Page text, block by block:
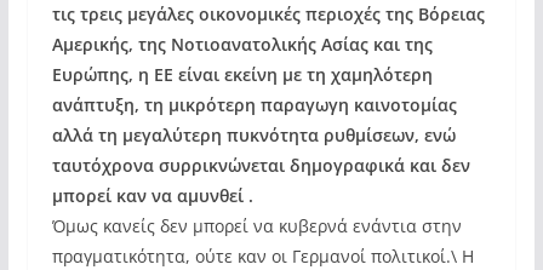
τις τρεις μεγάλες οικονομικές περιοχές της Βόρειας
Αμερικής, της Νοτιοανατολικής Ασίας και της
Ευρώπης, η ΕΕ είναι εκείνη με τη χαμηλότερη
ανάπτυξη, τη μικρότερη παραγωγη καινοτομίας
αλλά τη μεγαλύτερη πυκνότητα ρυθμίσεων, ενώ
ταυτόχρονα συρρικνώνεται δημογραφικά και δεν
μπορεί καν να αμυνθεί .
Όμως κανείς δεν μπορεί να κυβερνά ενάντια στην
πραγματικότητα, ούτε καν οι Γερμανοί πολιτικοί.\ Η